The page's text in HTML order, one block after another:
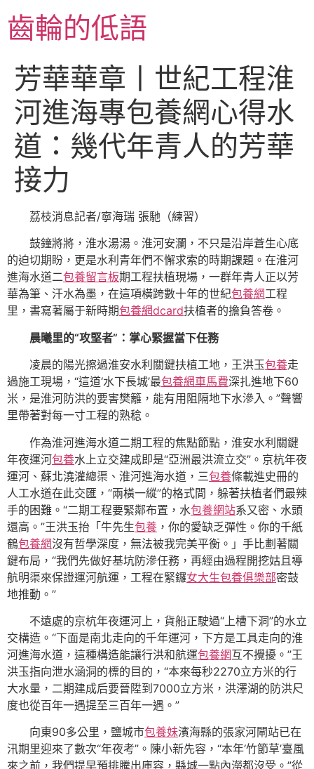
至
主齒輪的低語
芳華華章丨世紀工程淮
河進海專包養網心得水
道：幾代年青人的芳華
接力
荔枝消息記者/寧海瑞 張馳（練習）
鼓鐘將將，淮水湯湯。淮河安瀾，不只是沿岸蒼生心底
的迫切期盼，更是水利青年們不懈求索的時期課題。在淮河
進海水道二包養留言板期工程扶植現場，一群年青人正以芳
華為筆、汗水為墨，在這項橫跨數十年的世紀包養網工程
里，書寫著屬于新時期包養網dcard扶植者的擔負答卷。
晨曦里的“攻堅者”：掌心緊握當下任務
凌晨的陽光擦過淮安水利關鍵扶植工地，王洪玉包養走
過施工現場，“這道‘水下長城’最包養網車馬費深扎進地下60
米，是淮河防洪的要害樊籬，能有用阻隔地下水滲入。”聲響
里帶著對每一寸工程的熟稔。
作為淮河進海水道二期工程的焦點節點，淮安水利關鍵
年夜運河包養水上立交建成即是“亞洲最洪流立交”。京杭年夜
運河、蘇北澆灌總渠、淮河進海水道，三包養條載進史冊的
人工水道在此交匯，“兩橫一縱”的格式間，躲著扶植者們最辣
手的困難。“二期工程要緊鄰布置，水包養網站系又密、水頭
還高。”王洪玉抬「牛先生包養 ，你的愛缺乏彈性。你的千紙
鶴包養網沒有哲學深度，無法被我完美平衡。」手比劃著關
鍵布局，“我們先做好基坑防滲任務，再經由過程開挖姑且導
航明渠來保證運河航運，工程在緊鑼女大生包養俱樂部密鼓
地推動。”
不遠處的京杭年夜運河上，貨船正駛過“上槽下洞”的水立
交構造。“下面是南北走向的千年運河，下方是工具走向的淮
河進海水道，這種構造能讓行洪和航運包養網互不攪擾。”王
洪玉指向泄水涵洞的標的目的，“本來每秒2270立方米的行
大水量，二期建成后要晉陞到7000立方米，洪澤湖的防洪尺
度也從百年一遇提至三百年一遇。”
向東90多公里，鹽城市包養妹濱海縣的張家河閘站已在
汛期里迎來了數次“年夜考”。陳小新先容，“本年‘竹節草’臺風
來之前，我們提早預排騰出庫容，縣城一點內澇都沒受。”從